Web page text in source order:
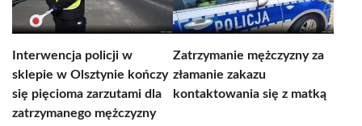
Interwencja policji w
sklepie w Olsztynie kończy
się pięcioma zarzutami dla
zatrzymanego mężczyzny
Zatrzymanie mężczyzny za
złamanie zakazu
kontaktowania się z matką